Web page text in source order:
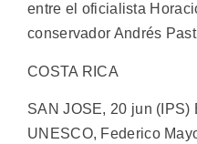
entre el oficialista
conservador Andrés
COSTA RICA
SAN JOSE, 20 jun (IPS)
UNESCO, Federico